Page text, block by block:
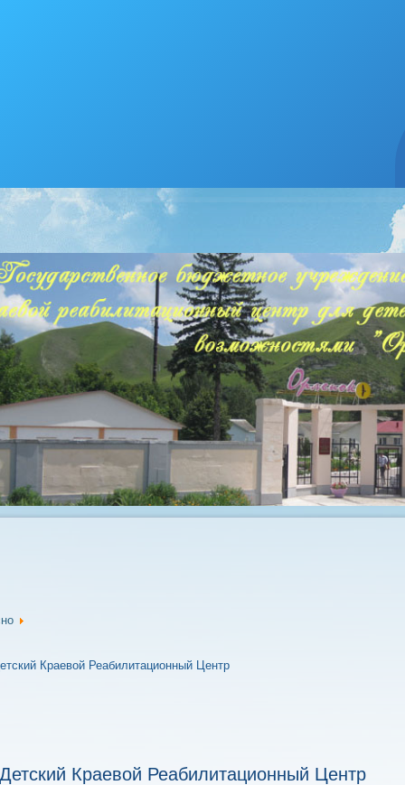
Краевой Реабилитационный Центр
Краевой Реабилитационный Центр